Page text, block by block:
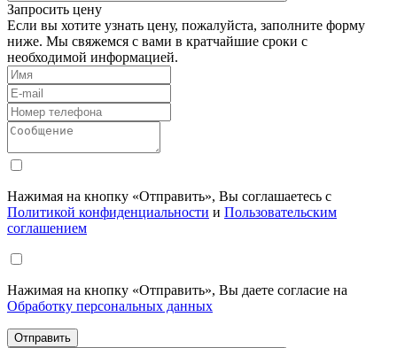
Запросить цену
Если вы хотите узнать цену, пожалуйста, заполните форму
ниже. Мы свяжемся с вами в кратчайшие сроки с
необходимой информацией.
Нажимая на кнопку «Отправить», Вы соглашаетесь с
Политикой конфиденциальности и Пользовательским
соглашением
Нажимая на кнопку «Отправить», Вы даете согласие на
Обработку персональных данных
Отправить